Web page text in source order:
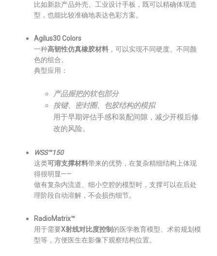
比如新款产品外壳、工业设计手板，既可以精确体现造
型，也能比较准确地表达色彩方案。
Agilus30 Colors
一种高韧性仿真橡胶材料 ，可以实现不同硬度、不同颜
色的组合。
典型应用：
产品握把的软包部分
按键、密封圈、包胶结构的模拟
用于早期评估手感和装配间隙，减少开模后修
改的风险。
WSS™150
这类可溶支撑材料带来的优势，在复杂精细结构上体现
得很明显——
做有复杂内流道、细小空腔的模型时，支撑可以在后处
理阶段自动溶解，不会损伤细节。
RadioMatrix™
用于需要X射线对比度控制 的医学教育模型、术前规划模
型等，方便医生在影像下观察结构位置。